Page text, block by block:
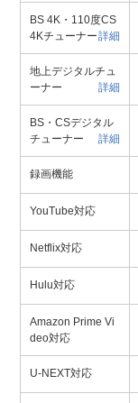
BS 4K・110度CS
4Kチューナー詳細
地上デジタルチュ
ーナー
詳細
BS・CSデジタル
チューナー
詳細
録画機能
YouTube対応
Netflix対応
Hulu対応
Amazon Prime Vi
deo対応
U-NEXT対応